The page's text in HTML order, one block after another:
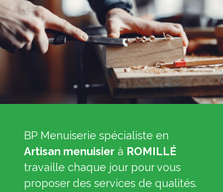
BP Menuiserie spécialiste en
Artisan menuisier à ROMILLÉ
travaille chaque jour pour vous
proposer des services de qualités.